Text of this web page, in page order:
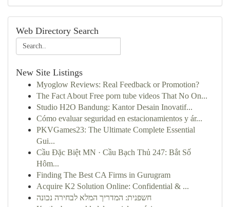
Web Directory Search
New Site Listings
Myoglow Reviews: Real Feedback or Promotion?
The Fact About Free porn tube videos That No On...
Studio H2O Bandung: Kantor Desain Inovatif...
Cómo evaluar seguridad en estacionamientos y ár...
PKVGames23: The Ultimate Complete Essential
Gui...
Cầu Đặc Biệt MN · Cầu Bạch Thủ 247: Bắt Số
Hôm...
Finding The Best CA Firms in Gurugram
Acquire K2 Solution Online: Confidential & ...
חשפנית: המדריך המלא לבחירה נכונה